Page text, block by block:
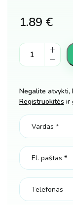
1.89 €
Vandens
balionai
Negalite atvykti,
Registruokitės ir